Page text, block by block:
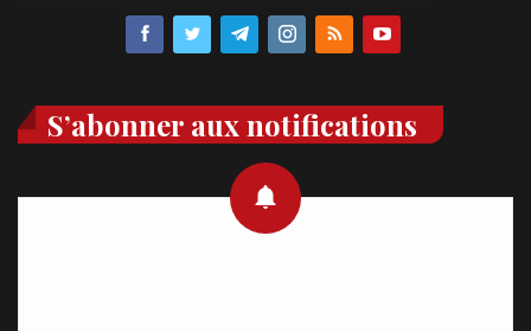
S’abonner aux notifications